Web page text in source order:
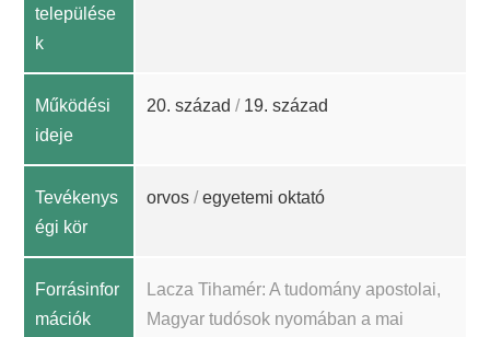
települése
k
Működési
ideje
20. század / 19. század
Tevékenys
égi kör
orvos /egyetemi oktató
Forrásinfor
mációk
Lacza Tihamér: A tudomány apostolai,
Magyar tudósok nyomában a mai